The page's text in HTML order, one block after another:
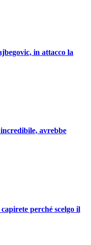
in attacco la
avrebbe
perché scelgo il